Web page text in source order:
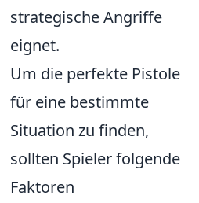
strategische Angriffe
eignet.
Um die perfekte Pistole
für eine bestimmte
Situation zu finden,
sollten Spieler folgende
Faktoren